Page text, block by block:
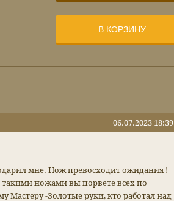
В КОРЗИНУ
06.07.2023 18:39
мне. Нож превосходит ожидания !
такими ножами вы порвете всех по
Мастеру -Золотые руки, кто работал над